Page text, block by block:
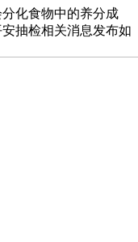
化食物中的养分成
抽检相关消息发布如